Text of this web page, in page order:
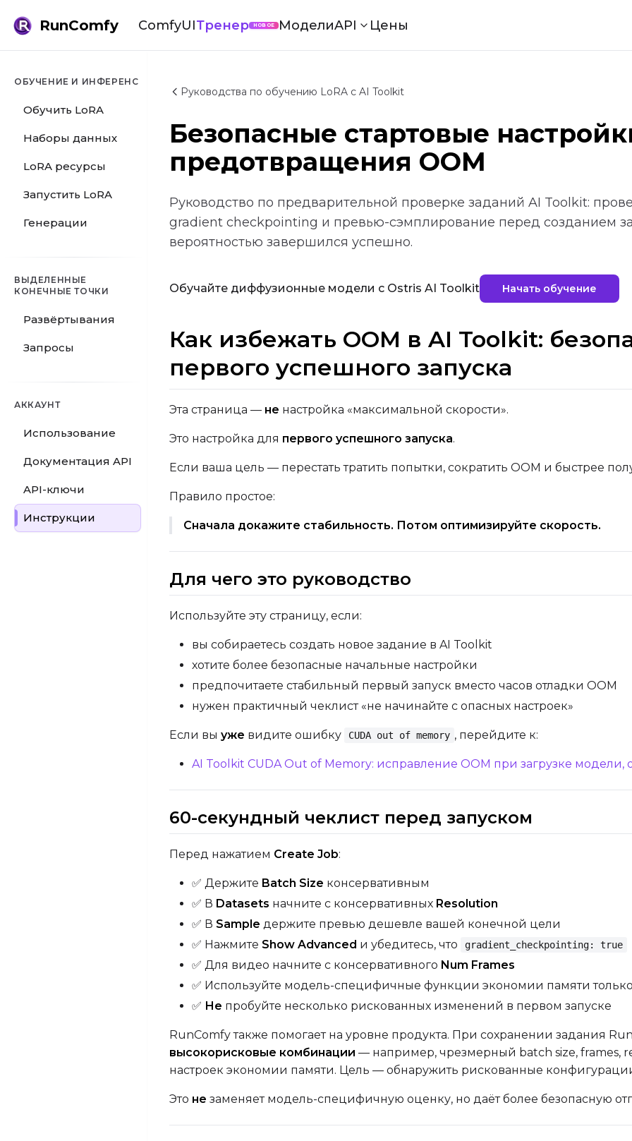
RunComfy ComfyUIТренер НОВОЕ МоделиAPI Цены
ОБУЧЕНИЕ И ИНФЕРЕНС
Обучить LoRA
Наборы данных
LoRA ресурсы
Запустить LoRA
Генерации
ВЫДЕЛЕННЫЕ
КОНЕЧНЫЕ ТОЧКИ
Развёртывания
Запросы
АККАУНТ
Использование
Документация API
API-ключи
Инструкции
Руководства по обучению LoRA с AI Toolkit
Безопасные стартовые
предотвращения OOM
Руководство по предварительной проверке заданий AI Toolkit:
gradient checkpointing и превью-сэмплирование перед созданием
вероятностью завершился успешно.
Обучайте диффузионные модели с Ostris AI Toolkit Начать обучение
Как избежать OOM в AI Toolkit:
первого успешного запуска
Эта страница — не настройка «максимальной скорости».
Это настройка для первого успешного запуска.
Если ваша цель — перестать тратить попытки, сократить OOM и быстрее
Правило простое:
Сначала докажите стабильность. Потом оптимизируйте скорость.
Для чего это руководство
Используйте эту страницу, если:
вы собираетесь создать новое задание в AI Toolkit
хотите более безопасные начальные настройки
предпочитаете стабильный первый запуск вместо часов отладки OOM
нужен практичный чеклист «не начинайте с опасных настроек»
Если вы уже видите ошибку CUDA out of memory , перейдите к:
AI Toolkit CUDA Out of Memory: исправление OOM при загрузке
60-секундный чеклист перед запуском
Перед нажатием Create Job:
✅ Держите Batch Size консервативным
✅ В Datasets начните с консервативных Resolution
✅ В Sample держите превью дешевле вашей конечной цели
✅ Нажмите Show Advanced и убедитесь, что gradient_checkpointing: true
✅ Для видео начните с консервативного Num Frames
✅ Используйте модель-специфичные функции экономии памяти
✅ Не пробуйте несколько рискованных изменений в первом запуске
RunComfy также помогает на уровне продукта. При сохранении задания
высокорисковые комбинации — например, чрезмерный batch size,
настроек экономии памяти. Цель — обнаружить рискованные
Это не заменяет модель-специфичную оценку, но даёт более безопасную